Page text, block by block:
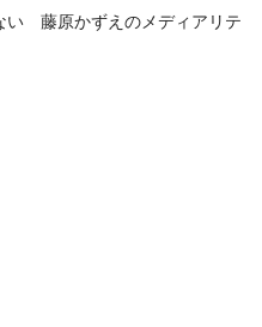
い 藤原かずえのメディアリテ